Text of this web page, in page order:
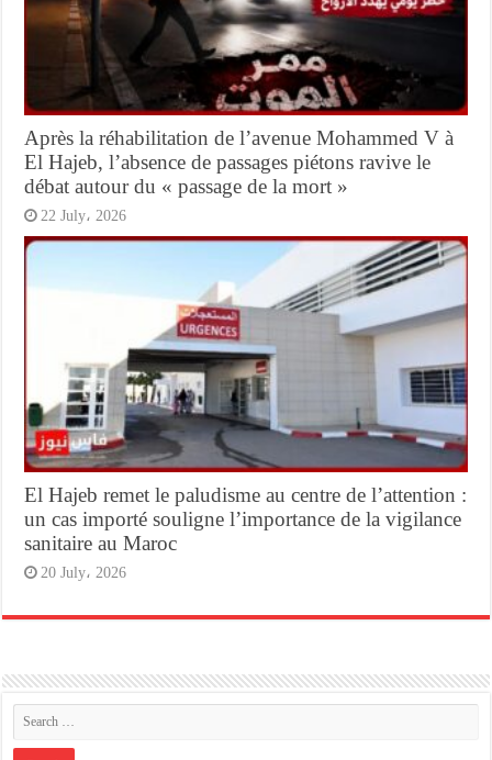
Après la réhabilitation de l’avenue Mohammed V à
El Hajeb, l’absence de passages piétons ravive le
débat autour du « passage de la mort »
22 July، 2026
El Hajeb remet le paludisme au centre de l’attention :
un cas importé souligne l’importance de la vigilance
sanitaire au Maroc
20 July، 2026